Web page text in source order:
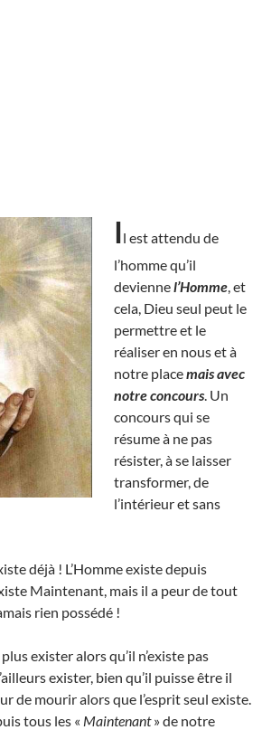
Il est attendu de
l’homme qu’il
deviennel’Homme , et
cela, Dieu seul peut le
permettre et le
réaliser en nous et à
notre placemais avec
notre concours . Un
concours qui se
résume à ne pas
résister, à se laisser
transformer, de
l’intérieur et sans
déjà ! L’Homme existe depuis
Maintenant, mais il a peur de tout
rien possédé !
exister alors qu’il n’existe pas
exister, bien qu’il puisse être il
de mourir alors que l’esprit seul existe.
tous les « Maintenant» de notre